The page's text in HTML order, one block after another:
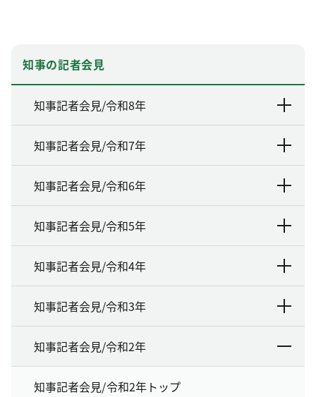
知事の記者会見
知事記者会見/令和8年
知事記者会見/令和7年
知事記者会見/令和6年
知事記者会見/令和5年
知事記者会見/令和4年
知事記者会見/令和3年
知事記者会見/令和2年
知事記者会見/令和2年トップ